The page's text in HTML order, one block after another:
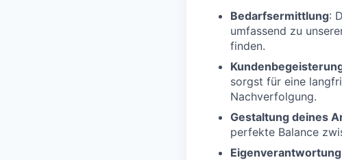
Bedarfsermittlung:
umfassend zu
finden.
sorgst für eine
Nachverfolgung.
Gestaltung deines
perfekte Balance
Eigenverantwortung